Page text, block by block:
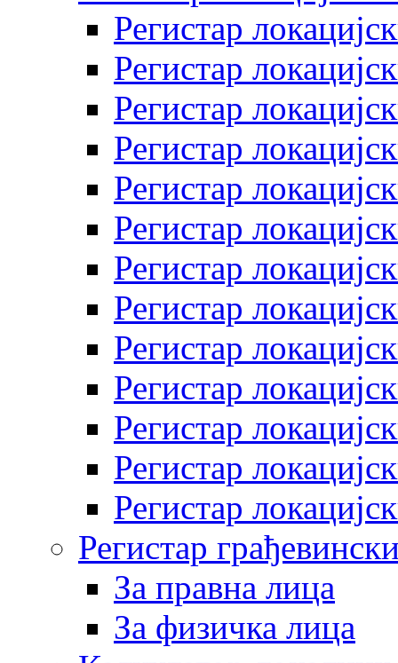
Регистар
Регистар
Регистар
Регистар
Регистар
Регистар
Регистар
Регистар
Регистар
Регистар
Регистар
Регистар
Регистар
Регистар
За правна лица
За физичка лица